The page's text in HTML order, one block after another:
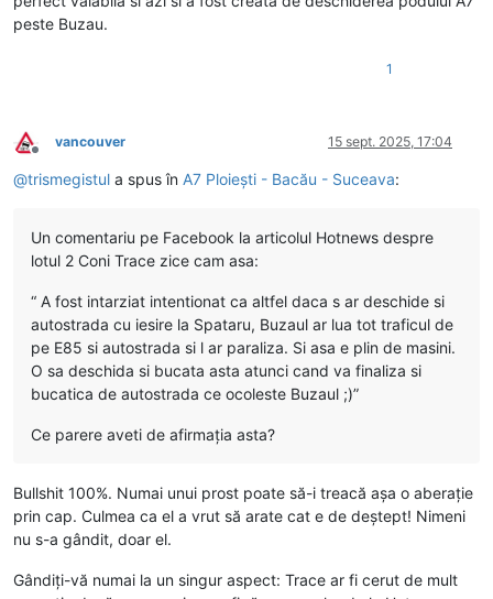
peste Buzau.
1
Deconectat
vancouver 15 sept. 2025, 17:04
@trismegistul a spus în A7 Ploiești - Bacău - Suceava:
Un comentariu pe Facebook la articolul Hotnews despre
lotul 2 Coni Trace zice cam asa:
“ A fost intarziat intentionat ca altfel daca s ar deschide si
autostrada cu iesire la Spataru, Buzaul ar lua tot traficul de
pe E85 si autostrada si l ar paraliza. Si asa e plin de masini.
O sa deschida si bucata asta atunci cand va finaliza si
bucatica de autostrada ce ocoleste Buzaul ;)”
Ce parere aveti de afirmația asta?
Bullshit 100%. Numai unui prost poate să-i treacă așa o aberație
prin cap. Culmea ca el a vrut să arate cat e de deștept! Nimeni
nu s-a gândit, doar el.
Gândiți-vă numai la un singur aspect: Trace ar fi cerut de mult